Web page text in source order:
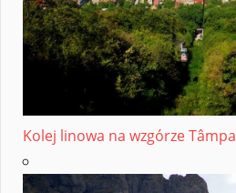
Kolej linowa na wzgórze Tâmpa